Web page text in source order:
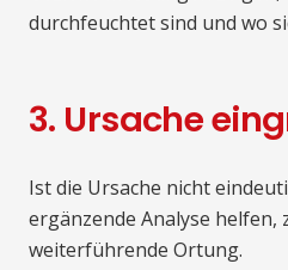
durchfeuchtet sind und wo
3. Ursache
Ist die Ursache nicht
ergänzende Analyse helfen,
weiterführende Ortung.